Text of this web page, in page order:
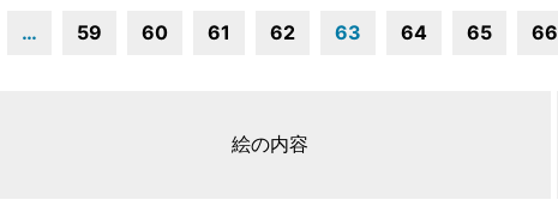
… 59 60 61 62 63 64 65 66
絵の内容